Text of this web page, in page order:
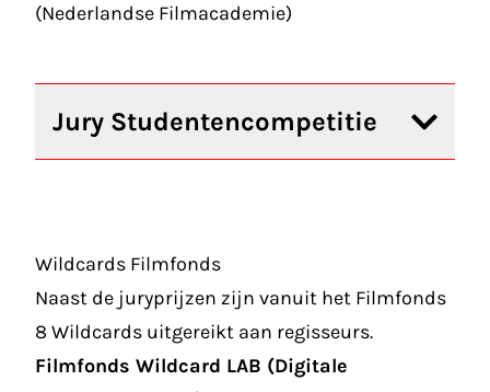
(Nederlandse Filmacademie)
Jury Studentencompetitie
Wildcards Filmfonds
Naast de juryprijzen zijn vanuit het Filmfonds
8 Wildcards uitgereikt aan regisseurs.
Filmfonds Wildcard LAB (Digitale